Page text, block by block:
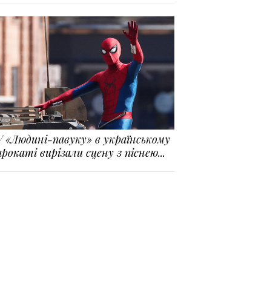
«Людині-павуку» в українському
вирізали сцену з піснею...